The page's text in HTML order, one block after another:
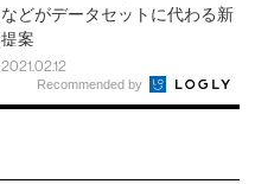
などがデータセットに代わる新
提案
2021.02.12
Recommended by